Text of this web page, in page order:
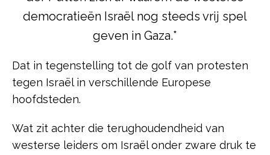
democratieën Israël nog steeds vrij spel
geven in Gaza.*
Dat in tegenstelling tot de golf van protesten
tegen Israël in verschillende Europese
hoofdsteden.
Wat zit achter die terughoudendheid van
westerse leiders om Israël onder zware druk te